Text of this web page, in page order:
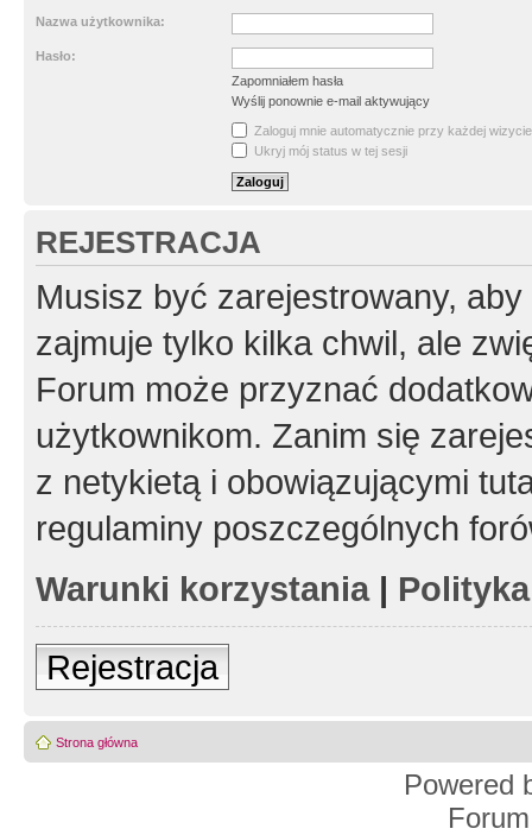
Nazwa użytkownika:
Hasło:
Zapomniałem hasła
Wyślij ponownie e-mail aktywujący
Zaloguj mnie automatycznie przy każdej wizycie
Ukryj mój status w tej sesji
REJESTRACJA
Musisz być zarejestrowany,
zajmuje tylko kilka chwil, ale
Forum może przyznać
użytkownikom. Zanim się
z netykietą i obowiązującymi
regulaminy poszczególnych
Warunki korzystania|
Rejestracja
Strona główna
Powered